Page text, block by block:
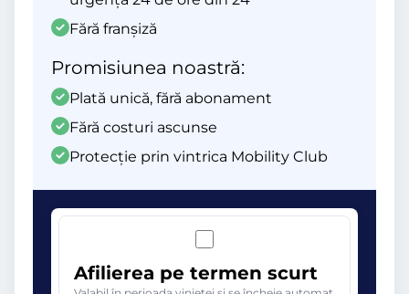
Fără franșiză
Promisiunea noastră:
Plată unică, fără abonament
Fără costuri ascunse
Protecție prin vintrica Mobility Club
Afilierea pe termen scurt